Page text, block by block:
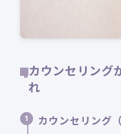
カウンセリング
れ
カウンセリング